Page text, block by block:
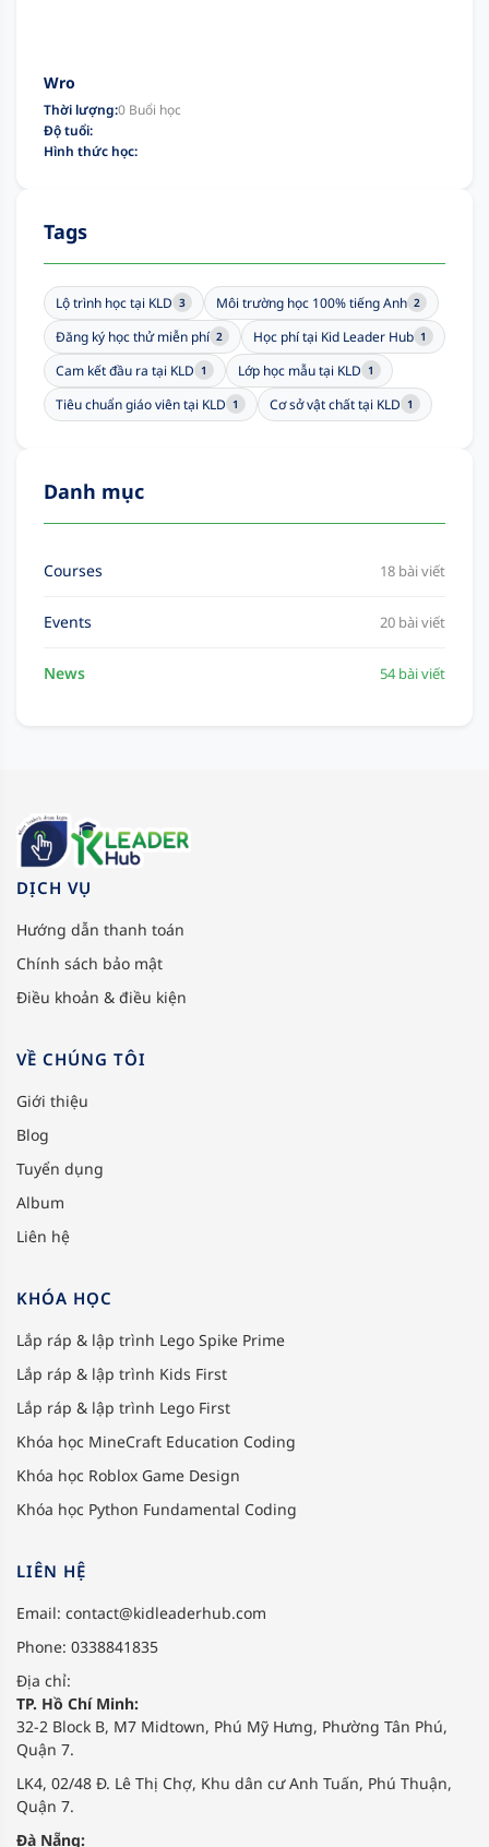
Wro
Thời lượng:0 Buổi học
Độ tuổi:
Hình thức học:
Tags
Lộ trình học tại KLD 3 Môi trường học 100% tiếng Anh 2
Đăng ký học thử miễn phí 2 Học phí tại Kid Leader Hub 1
Cam kết đầu ra tại KLD 1 Lớp học mẫu tại KLD 1
Tiêu chuẩn giáo viên tại KLD 1 Cơ sở vật chất tại KLD 1
Danh mục
Courses 18 bài viết
Events 20 bài viết
News 54 bài viết
DỊCH VỤ
Hướng dẫn thanh toán
Chính sách bảo mật
Điều khoản & điều kiện
VỀ CHÚNG TÔI
Giới thiệu
Blog
Tuyển dụng
Album
Liên hệ
KHÓA HỌC
Lắp ráp & lập trình Lego Spike Prime
Lắp ráp & lập trình Kids First
Lắp ráp & lập trình Lego First
Khóa học MineCraft Education Coding
Khóa học Roblox Game Design
Khóa học Python Fundamental Coding
LIÊN HỆ
Email: contact@kidleaderhub.com
Phone: 0338841835
Địa chỉ:
TP. Hồ Chí Minh:
32-2 Block B, M7 Midtown, Phú Mỹ Hưng, Phường Tân Phú,
Quận 7.
LK4, 02/48 Đ. Lê Thị Chợ, Khu dân cư Anh Tuấn, Phú Thuận,
Quận 7.
Đà Nẵng: